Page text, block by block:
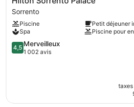
Sorrento
Palace
Sorrento
Sorrento
Piscine
Petit déjeuner
Spa
Piscine pour
4.5
sur
4,5 Merveilleux
1 002 avis